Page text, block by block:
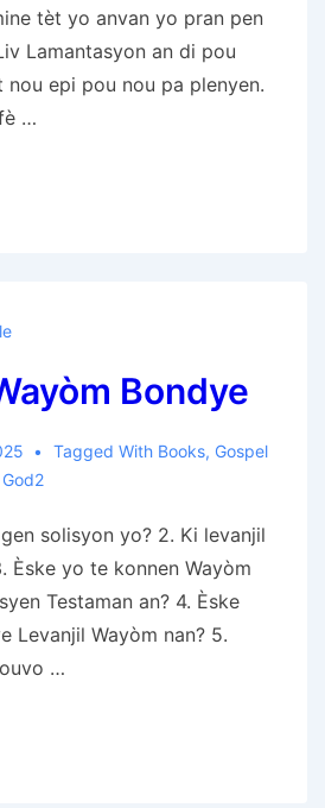
tèt yo anvan yo pran pen
Lamantasyon an di pou
nou epi pou nou pa plenyen.
…
Bondye
Tagged With Books, Gospel
solisyon yo? 2. Ki levanjil
Èske yo te konnen Wayòm
Testaman an? 4. Èske
Levanjil Wayòm nan? 5.
…